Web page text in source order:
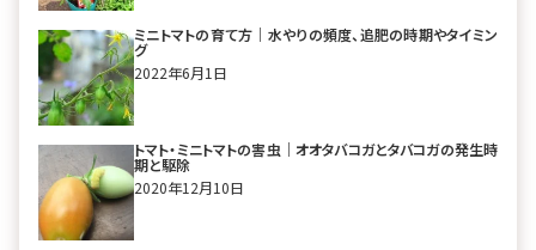
ミニトマトの育て方｜水やりの頻度、追肥の時期やタイミン
グ
2022年6月1日
トマト・ミニトマトの害虫｜オオタバコガとタバコガの発生時
期と駆除
2020年12月10日